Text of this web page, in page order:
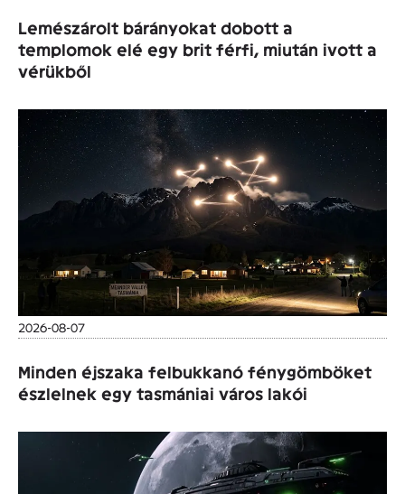
Lemészárolt bárányokat dobott a
templomok elé egy brit férfi, miután ivott a
vérükből
2026-08-07
Minden éjszaka felbukkanó fénygömböket
észlelnek egy tasmániai város lakói